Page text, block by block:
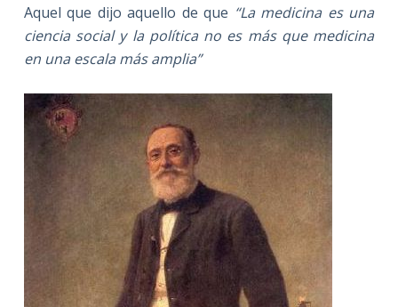
Aquel que dijo aquello de que “La medicina es una
ciencia social y la política no es más que medicina
en una escala más amplia”